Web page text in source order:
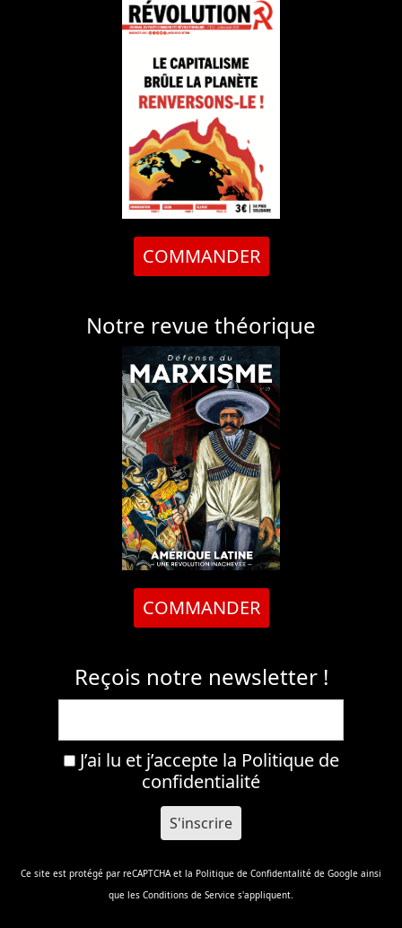
COMMANDER
Notre revue théorique
COMMANDER
Reçois notre newsletter !
J’ai lu et j’accepte la Politique de
confidentialité
Ce site est protégé par reCAPTCHA et la Politique de Confidentalité de Google ainsi
que les Conditions de Service s'appliquent.